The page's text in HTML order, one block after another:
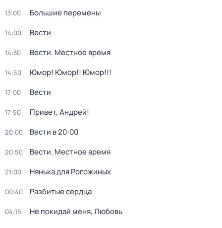
13:00 Большие перемены
14:00 Вести
14:30 Вести. Местное время
14:50 Юмор! Юмор!! Юмор!!!
17:00 Вести
17:50 Привет, Андрей!
20:00 Вести в 20:00
20:50 Вести. Местное время
21:00 Нянька для Рогожиных
00:40 Разбитые сердца
04:15 Не покидай меня, Любовь